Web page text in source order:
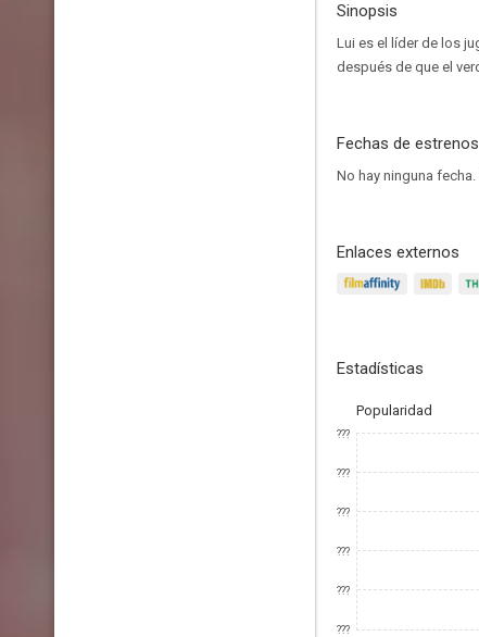
Sinopsis
Lui es el líder de los
después de que el
Fechas de estrenos
No hay ninguna fecha.
Enlaces externos
Estadísticas
Popularidad
???
???
???
???
???
???